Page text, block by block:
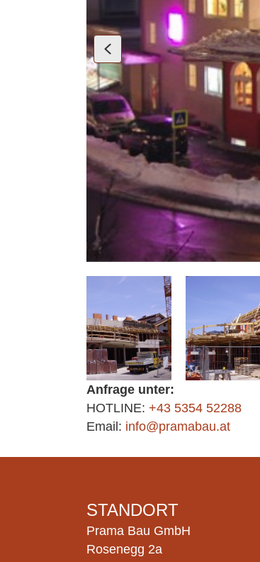
Anfrage unter:
HOTLINE: +43 5354 52288
Email: info@pramabau.at
STANDORT
Prama Bau GmbH
Rosenegg 2a